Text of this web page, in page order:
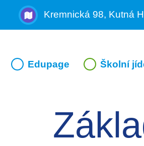
Kremnická 98, Kutná
Edupage Školní